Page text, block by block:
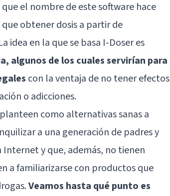
el nombre de este software hace
obtener dosis a partir de
idea en la que se basa I-Doser es
algunos de los cuales servirían para
con la ventaja de no tener efectos
o adicciones.
como alternativas sanas a
a una generación de padres y
y que, además, no tienen
a familiarizarse con productos que
Veamos hasta qué punto es